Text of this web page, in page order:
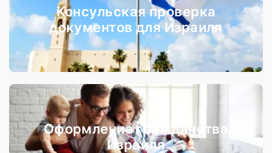
Консульская проверка
документов для Израиля
Оформление гражданства
Израиля